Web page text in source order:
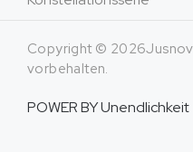
Copyright ©
vorbehalten.
POWER BYUnendlichkeit